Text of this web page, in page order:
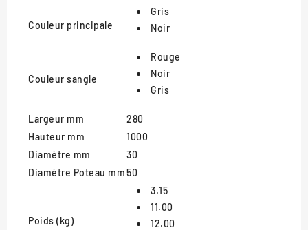
Couleur principale
Gris
Noir
Couleur sangle
Rouge
Noir
Gris
Largeur mm
280
Hauteur mm
1000
Diamètre mm
30
Diamètre Poteau mm50
Poids (kg)
3.15
11.00
12.00